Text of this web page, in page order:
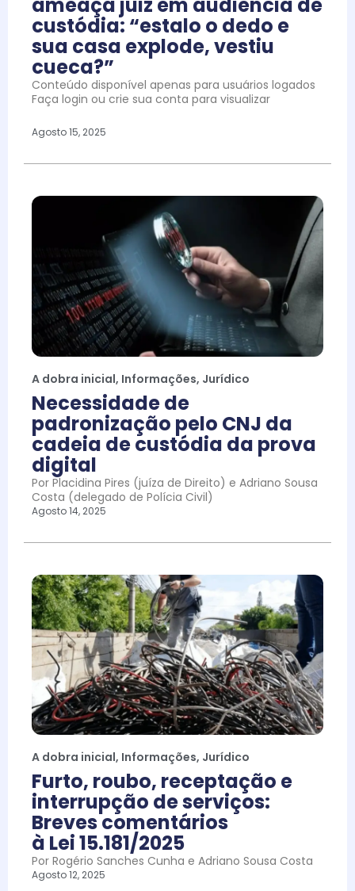
custódia: “estalo o dedo e
sua casa explode, vestiu
cueca?”
Conteúdo disponível apenas para usuários logados
Faça login ou crie sua conta para visualizar
Agosto 15, 2025
A dobra inicial, Informações, Jurídico
Necessidade de
padronização pelo CNJ da
cadeia de custódia da prova
digital
Por Placidina Pires (juíza de Direito) e Adriano Sousa
Costa (delegado de Polícia Civil)
Agosto 14, 2025
A dobra inicial, Informações, Jurídico
Furto, roubo, receptação e
interrupção de serviços:
Breves comentários
à Lei 15.181/2025
Por Rogério Sanches Cunha e Adriano Sousa Costa
Agosto 12, 2025